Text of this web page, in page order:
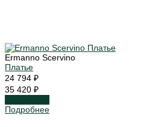
Ermanno Scervino
Платье
24 794 ₽
35 420 ₽
Подробнее